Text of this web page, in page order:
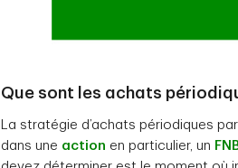
Que sont les achats
La stratégie d’achats périodiques
dans une action en particulier, un